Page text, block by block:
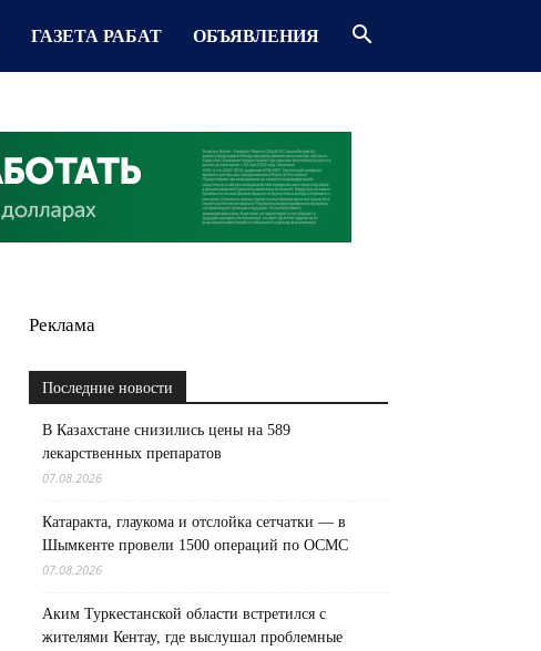
ГАЗЕТА РАБАТ ОБЪЯВЛЕНИЯ
Реклама
Последние новости
В Казахстане снизились цены на 589
лекарственных препаратов
07.08.2026
Катаракта, глаукома и отслойка сетчатки — в
Шымкенте провели 1500 операций по ОСМС
07.08.2026
Аким Туркестанской области встретился с
жителями Кентау, где выслушал проблемные